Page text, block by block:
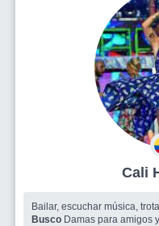
Bailar, escuchar música,
Busco Damas para amigos